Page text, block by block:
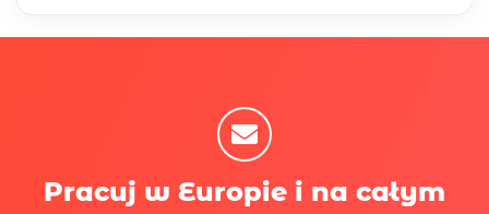
Pracuj w Europie i na całym